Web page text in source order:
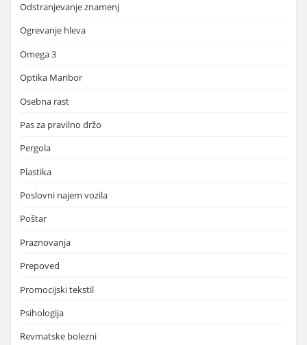
Odstranjevanje znamenj
Ogrevanje hleva
Omega 3
Optika Maribor
Osebna rast
Pas za pravilno držo
Pergola
Plastika
Poslovni najem vozila
Poštar
Praznovanja
Prepoved
Promocijski tekstil
Psihologija
Revmatske bolezni